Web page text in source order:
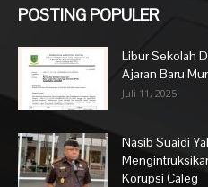
POSTING POPULER
Libur Sekolah
Ajaran Baru
Juli 11, 2025
Nasib Suaidi
Korupsi Caleg